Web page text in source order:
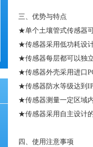
三、优势与特点
★单个土壤管式传感器
★传感器采用低功耗设
★传感器每层都可以独
★传感器外壳采用进口
★传感器防水等级达到
★传感器测量一定区域
★传感器采用自主设计
四、使用注意事项